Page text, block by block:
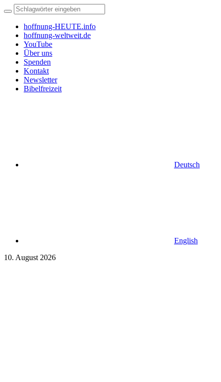
hoffnung-HEUTE.info
hoffnung-weltweit.de
YouTube
Über uns
Spenden
Kontakt
Newsletter
Bibelfreizeit
Deutsch
English
10. August 2026